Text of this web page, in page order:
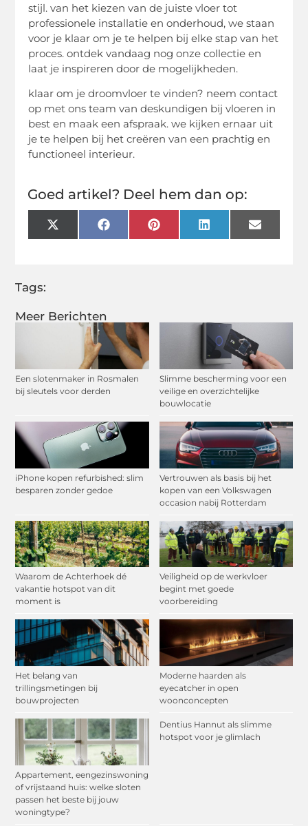
Meer Berichten
Een slotenmaker in Rosmalen
bij sleutels voor derden
Slimme bescherming voor een
veilige en overzichtelijke
bouwlocatie
iPhone kopen refurbished: slim
besparen zonder gedoe
Vertrouwen als basis bij het
kopen van een Volkswagen
occasion nabij Rotterdam
Waarom de Achterhoek dé
vakantie hotspot van dit
moment is
Veiligheid op de werkvloer
begint met goede
voorbereiding
Het belang van
trillingsmetingen bij
bouwprojecten
Moderne haarden als
eyecatcher in open
woonconcepten
Appartement, eengezinswoning
of vrijstaand huis: welke sloten
passen het beste bij jouw
woningtype?
Dentius Hannut als slimme
hotspot voor je glimlach
stijl. van het kiezen van de juiste vloer tot
professionele installatie en onderhoud, we staan
voor je klaar om je te helpen bij elke stap van het
proces. ontdek vandaag nog onze collectie en
laat je inspireren door de mogelijkheden.
klaar om je droomvloer te vinden? neem contact
op met ons team van deskundigen bij vloeren in
best en maak een afspraak. we kijken ernaar uit
je te helpen bij het creëren van een prachtig en
functioneel interieur.
Goed artikel? Deel hem dan op:
X
(Twitter)
FacebookPinterestLinkedInEmail
Tags: